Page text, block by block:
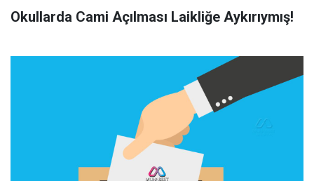
Okullarda Cami Açılması Laikliğe Aykırıymış!